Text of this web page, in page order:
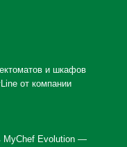
и шкафов
от компании
MyChef Evolution —